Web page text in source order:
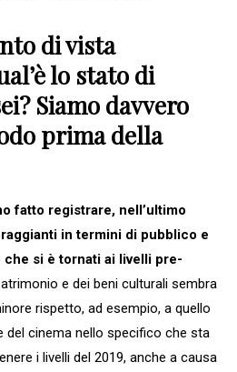
di vista
lo stato di
Siamo davvero
prima della
fatto registrare, nell’ultimo
in termini di pubblico e
si è tornati ai livelli pre-
e dei beni culturali sembra
rispetto, ad esempio, a quello
del cinema nello specifico che sta
i livelli del 2019, anche a causa